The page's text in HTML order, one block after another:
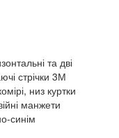
та дві
стрічки 3М
низ куртки
манжети
синім